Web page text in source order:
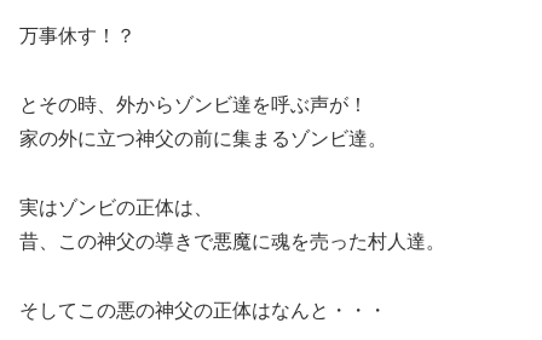
万事休す！？
とその時、外からゾンビ達を呼ぶ声が！
家の外に立つ神父の前に集まるゾンビ達。
実はゾンビの正体は、
昔、この神父の導きで悪魔に魂を売った村人達。
そしてこの悪の神父の正体はなんと・・・